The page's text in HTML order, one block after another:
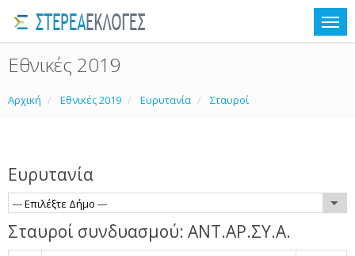
Εθνικές 2019
Αρχική Εθνικές 2019 Ευρυτανία Σταυροί
Ευρυτανία
--- Επιλέξτε Δήμο ---
Σταυροί συνδυασμού: ΑΝΤ.ΑΡ.ΣΥ.Α.